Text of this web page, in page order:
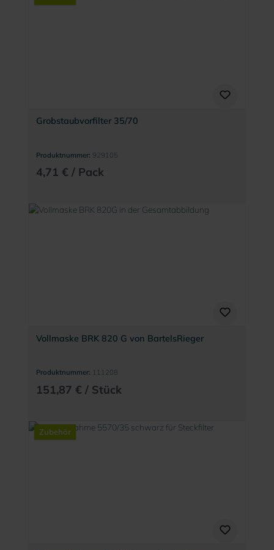
Grobstaubvorfilter 35/70
Produktnummer: 929105
4,71 € / Pack
Vollmaske BRK 820 G von BartelsRieger
Produktnummer: 111208
151,87 € / Stück
Zubehör